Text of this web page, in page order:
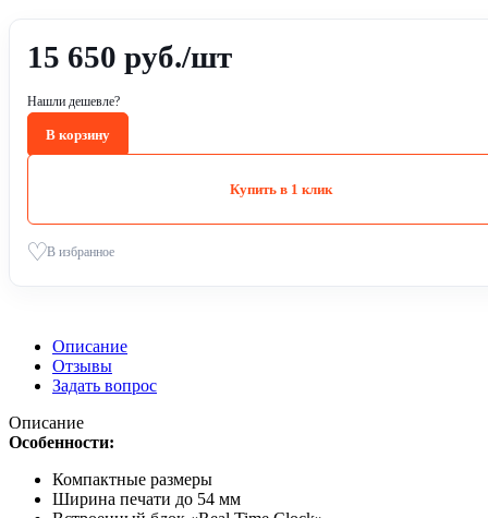
15 650 руб./шт
Нашли дешевле?
В корзину
Купить в 1 клик
В избранное
Описание
Отзывы
Задать вопрос
Описание
Особенности:
Компактные размеры
Ширина печати до 54 мм